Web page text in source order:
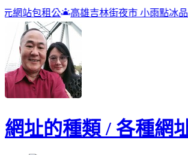
雄吉林街夜市 小雨點冰品店 包租公
網址的種類 / 各種網